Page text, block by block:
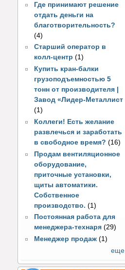
Где принимают решение
отдать деньги на
благотворительность?
(4)
Старший оператор в
колл-центр (1)
Купить кран-балки
грузоподъемностью 5
тонн от производителя |
Завод «Лидер-Металлист
(1)
Коллеги! Есть желание
развлечься и заработать
в свободное время? (16)
Продам вентиляционное
оборудование,
приточные установки,
щиты автоматики.
Собственное
производство. (1)
Постоянная работа для
менеджера-технаря (29)
Менеджер продаж (1)
еще